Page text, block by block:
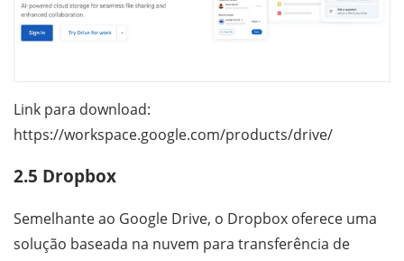
Link para download:
https://workspace.google.com/products/drive/
2.5 Dropbox
Semelhante ao Google Drive, o Dropbox oferece uma
solução baseada na nuvem para transferência de